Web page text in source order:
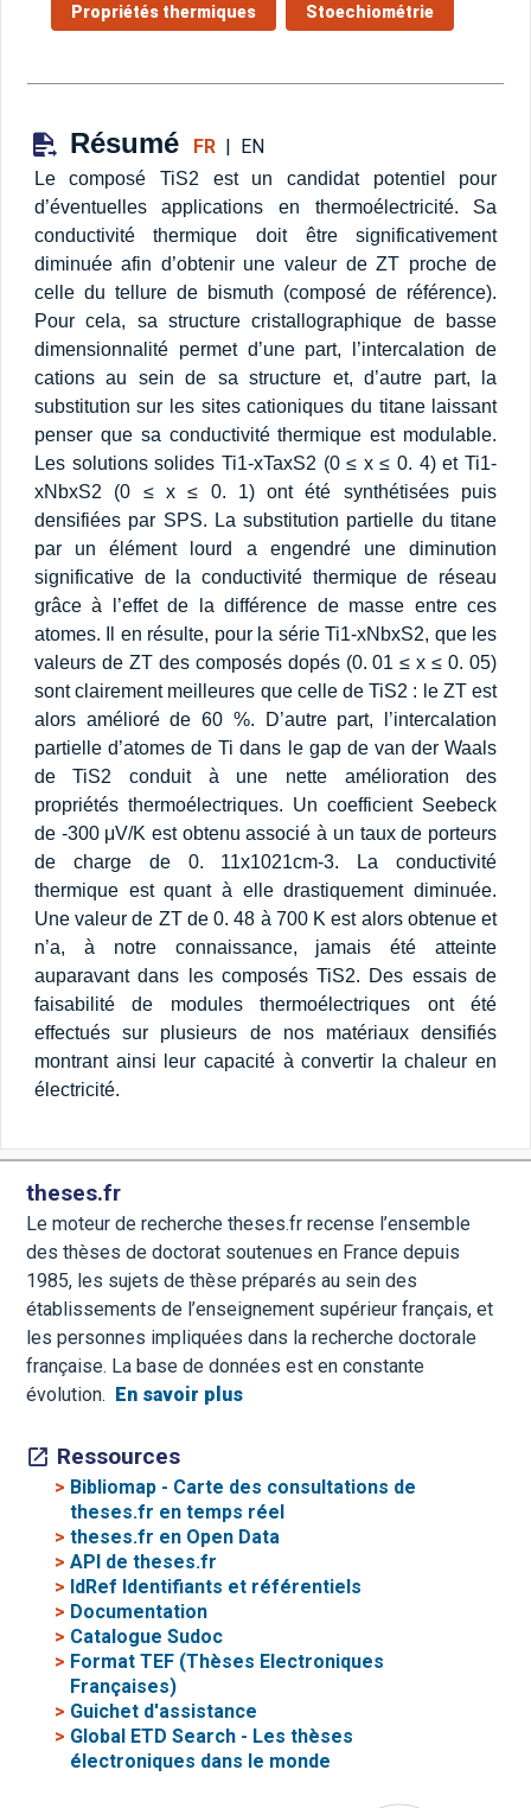
Propriétés thermiques Stoechiométrie
Résumé FR| EN
Le composé TiS2 est un candidat potentiel pour
d’éventuelles applications en thermoélectricité. Sa
conductivité thermique doit être significativement
diminuée afin d’obtenir une valeur de ZT proche de
celle du tellure de bismuth (composé de référence).
Pour cela, sa structure cristallographique de basse
dimensionnalité permet d’une part, l’intercalation de
cations au sein de sa structure et, d’autre part, la
substitution sur les sites cationiques du titane laissant
penser que sa conductivité thermique est modulable.
Les solutions solides Ti1-xTaxS2 (0 ≤ x ≤ 0. 4) et Ti1-
xNbxS2 (0 ≤ x ≤ 0. 1) ont été synthétisées puis
densifiées par SPS. La substitution partielle du titane
par un élément lourd a engendré une diminution
significative de la conductivité thermique de réseau
grâce à l’effet de la différence de masse entre ces
atomes. Il en résulte, pour la série Ti1-xNbxS2, que les
valeurs de ZT des composés dopés (0. 01 ≤ x ≤ 0. 05)
sont clairement meilleures que celle de TiS2 : le ZT est
alors amélioré de 60 %. D’autre part, l’intercalation
partielle d’atomes de Ti dans le gap de van der Waals
de TiS2 conduit à une nette amélioration des
propriétés thermoélectriques. Un coefficient Seebeck
de -300 μV/K est obtenu associé à un taux de porteurs
de charge de 0. 11x1021cm-3. La conductivité
thermique est quant à elle drastiquement diminuée.
Une valeur de ZT de 0. 48 à 700 K est alors obtenue et
n’a, à notre connaissance, jamais été atteinte
auparavant dans les composés TiS2. Des essais de
faisabilité de modules thermoélectriques ont été
effectués sur plusieurs de nos matériaux densifiés
montrant ainsi leur capacité à convertir la chaleur en
électricité.
theses.fr
Le moteur de recherche theses.fr recense l’ensemble
des thèses de doctorat soutenues en France depuis
1985, les sujets de thèse préparés au sein des
établissements de l’enseignement supérieur français, et
les personnes impliquées dans la recherche doctorale
française. La base de données est en constante
évolution.
En savoir plus
Ressources
> Bibliomap - Carte des consultations de
theses.fr en temps réel
>theses.fr en Open Data
>API de theses.fr
> IdRef Identifiants et référentiels
> Documentation
> Catalogue Sudoc
> Format TEF (Thèses Electroniques
Françaises)
> Guichet d'assistance
> Global ETD Search - Les thèses
électroniques dans le monde